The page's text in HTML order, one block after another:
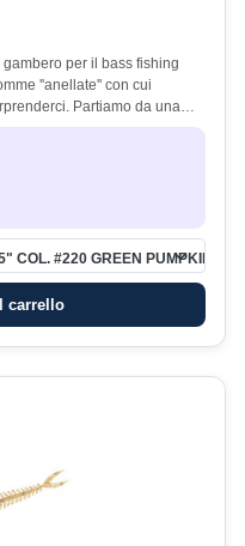
per il bass fishing
''anellate'' con cui
Partiamo da una…
COL. #220 GREEN PUMPKIN C
carrello